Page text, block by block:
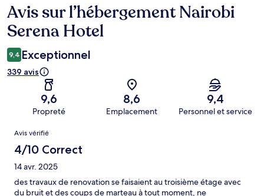
Avis
Avis sur l’hébergement Nairobi
Serena Hotel
9,4 Exceptionnel
339 avis
9,6
Propreté
8,6
Emplacement
9,4
Personnel et service
Avis
Avis vérifié
4/10 Correct
14 avr. 2025
des travaux de renovation se faisaient au troisième étage avec
du bruit et des coups de marteau à tout moment, ne